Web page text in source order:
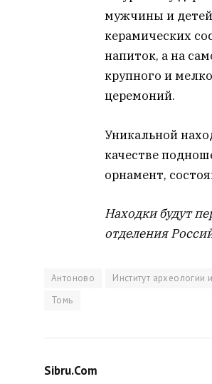
мужчины и
керамических
напиток, а на
крупного и
церемоний.
Уникальной
качестве
орнамент,
Находки будут
отделения
Антоново Институт археологии
Томь
Sibru.Com